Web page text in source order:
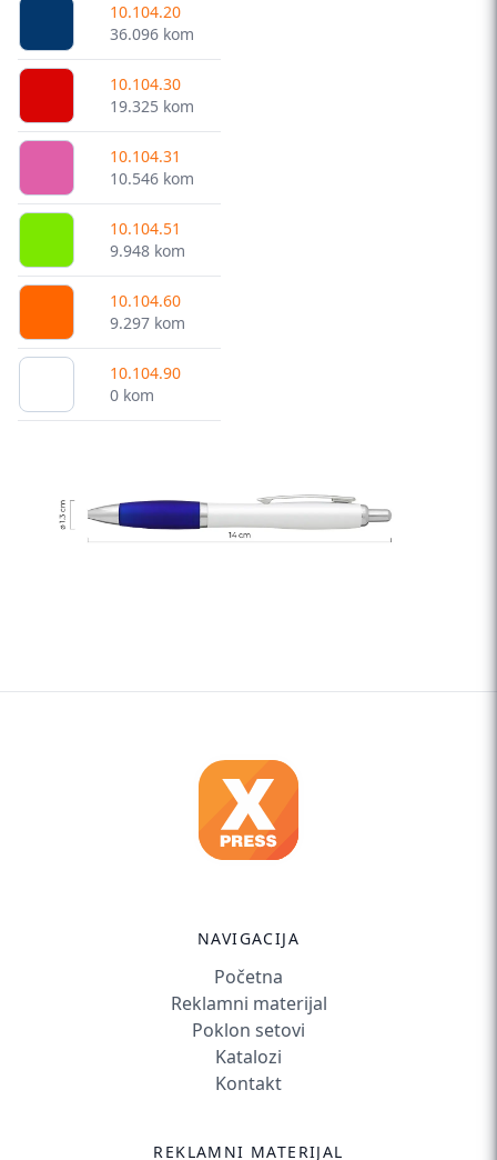
10.104.20
36.096 kom
10.104.30
19.325 kom
10.104.31
10.546 kom
10.104.51
9.948 kom
10.104.60
9.297 kom
10.104.90
0 kom
NAVIGACIJA
Početna
Reklamni materijal
Poklon setovi
Katalozi
Kontakt
REKLAMNI MATERIJAL